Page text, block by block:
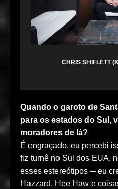
CHRIS SHIFLETT
Quando o garoto de
para os estados do Sul,
moradores de lá?
É engraçado, eu percebi
fiz turnê no Sul dos EUA,
esses estereótipos ─ eu
Hazzard, Hee Haw e